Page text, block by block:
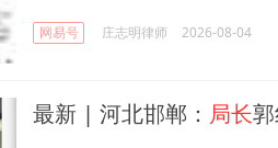
网易号 庄志明律师 2026-08-04
最新 | 河北邯郸： 局长